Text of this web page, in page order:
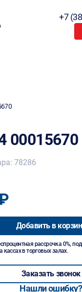
+7
00015670
78286
Добавить в
рассрочка 0%,
кассах в торговых залах.
Заказать звонок
Нашли ошибку?